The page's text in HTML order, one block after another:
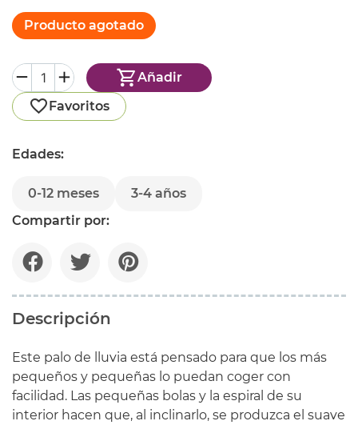
Producto agotado
Añadir
Favoritos
Edades:
0-12 meses
3-4 años
Compartir por:
Descripción
Este palo de lluvia está pensado para que los más
pequeños y pequeñas lo puedan coger con
facilidad. Las pequeñas bolas y la espiral de su
interior hacen que, al inclinarlo, se produzca el suave